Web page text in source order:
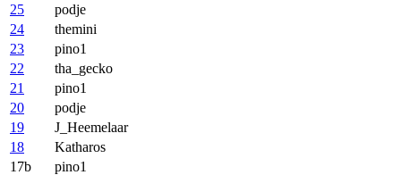
25
podje
24
themini
23
pino1
22
tha_gecko
21
pino1
20
podje
19
J_Heemelaar
18
Katharos
17b
pino1